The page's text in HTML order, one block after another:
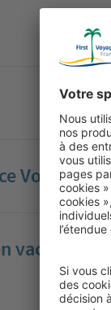
Voyage